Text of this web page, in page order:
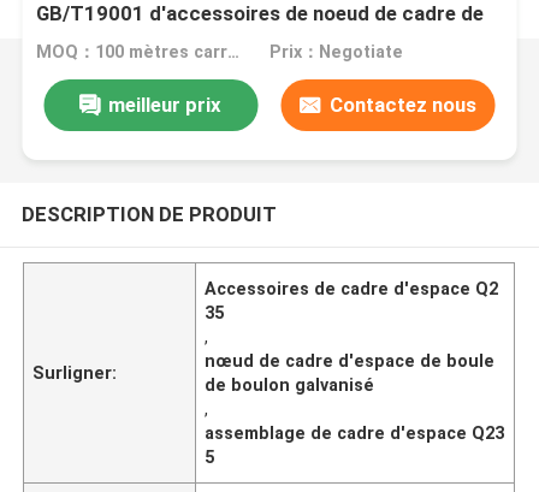
GB/T19001 d'accessoires de noeud de cadre de
l'espace
MOQ：100 mètres carrés Prix：Negotiate
meilleur prix Contactez nous
DESCRIPTION DE PRODUIT
Surligner:
Accessoires de cadre d'espace Q2
35
,
nœud de cadre d'espace de boule
de boulon galvanisé
,
assemblage de cadre d'espace Q23
5